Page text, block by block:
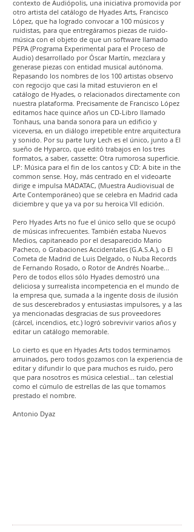
contexto de Audiópolis, una iniciativa promovida por
otro artista del catálogo de Hyades Arts, Francisco
López, que ha logrado convocar a 100 músicos y
ruidistas, para que entregáramos piezas de ruido-
música con el objeto de que un software llamado
PEPA (Programa Experimental para el Proceso de
Audio) desarrollado por Óscar Martín, mezclara y
generase piezas con entidad musical autónoma.
Repasando los nombres de los 100 artistas observo
con regocijo que casi la mitad estuvieron en el
catálogo de Hyades, o relacionados directamente con
nuestra plataforma. Precisamente de Francisco López
editamos hace quince años un CD-Libro llamado
Tonhaus, una banda sonora para un edificio y
viceversa, en un diálogo irrepetible entre arquitectura
y sonido. Por su parte Iury Lech es el único, junto a El
sueño de Hyparco, que editó trabajos en los tres
formatos, a saber, cassette: Otra rumorosa superficie.
LP: Música para el fin de los cantos y CD: A bite in the
common sense. Hoy, más centrado en el videoarte
dirige e impulsa MADATAC, (Muestra Audiovisual de
Arte Contemporáneo) que se celebra en Madrid cada
diciembre y que ya va por su heroica VII edición.
Pero Hyades Arts no fue el único sello que se ocupó
de músicas infrecuentes. También estaba Nuevos
Medios, capitaneado por el desaparecido Mario
Pacheco, o Grabaciones Accidentales (G.A.S.A.), o El
Cometa de Madrid de Luis Delgado, o Nuba Records
de Fernando Rosado, o Rotor de Andrés Noarbe...
Pero de todos ellos sólo Hyades demostró una
deliciosa y surrealista incompetencia en el mundo de
la empresa que, sumada a la ingente dosis de ilusión
de sus descerebrados y entusiastas impulsores, y a las
ya mencionadas desgracias de sus proveedores
(cárcel, incendios, etc.) logró sobrevivir varios años y
editar un catálogo memorable.
Lo cierto es que en Hyades Arts todos terminamos
arruinados, pero todos gozamos con la experiencia de
editar y difundir lo que para muchos es ruido, pero
que para nosotros es música celestial... tan celestial
como el cúmulo de estrellas de las que tomamos
prestado el nombre.
Antonio Dyaz